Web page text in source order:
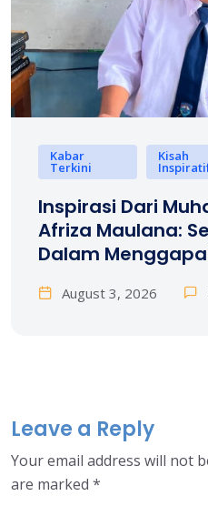
Kabar
Terkini
Kisah
Inspirasi Dari
Afriza Maulana:
Dalam
August 3, 2026
Leave a Reply
Your email address will not
are marked *